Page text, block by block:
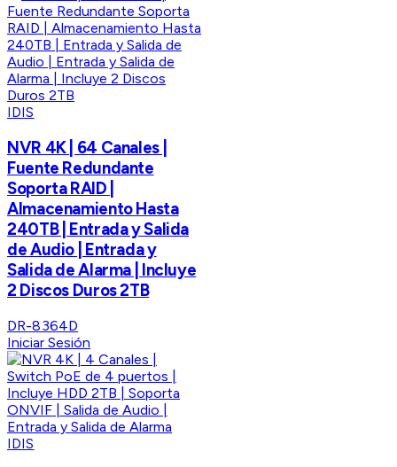
IDIS
NVR 4K | 64 Canales |
Fuente Redundante
Soporta RAID |
Almacenamiento Hasta
240TB | Entrada y Salida
de Audio | Entrada y
Salida de Alarma | Incluye
2 Discos Duros 2TB
DR-8364D
Iniciar Sesión
IDIS